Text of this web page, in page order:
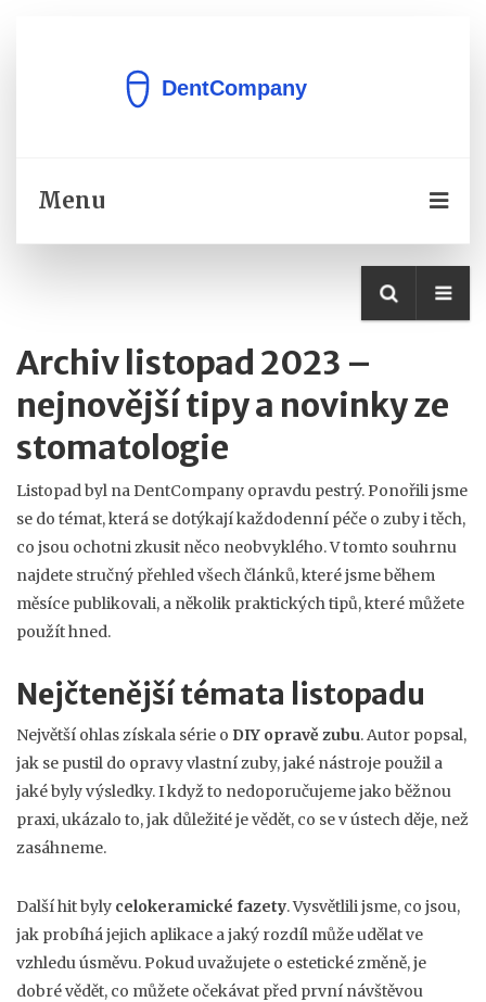
Menu
Archiv listopad 2023 –
nejnovější tipy a novinky ze
stomatologie
Listopad byl na DentCompany opravdu pestrý. Ponořili jsme
se do témat, která se dotýkají každodenní péče o zuby i těch,
co jsou ochotni zkusit něco neobvyklého. V tomto souhrnu
najdete stručný přehled všech článků, které jsme během
měsíce publikovali, a několik praktických tipů, které můžete
použít hned.
Nejčtenější témata listopadu
Největší ohlas získala série o DIY opravě zubu. Autor popsal,
jak se pustil do opravy vlastní zuby, jaké nástroje použil a
jaké byly výsledky. I když to nedoporučujeme jako běžnou
praxi, ukázalo to, jak důležité je vědět, co se v ústech děje, než
zasáhneme.
Další hit byly celokeramické fazety. Vysvětlili jsme, co jsou,
jak probíhá jejich aplikace a jaký rozdíl může udělat ve
vzhledu úsměvu. Pokud uvažujete o estetické změně, je
dobré vědět, co můžete očekávat před první návštěvou